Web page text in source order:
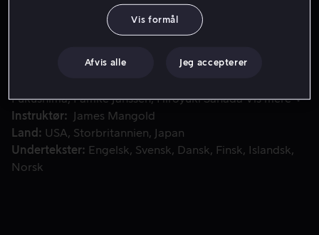
Da Wolverine bliver inviteret til Japan af en gammel
Da Wolverine bliver inviteret til Japan af en gammel
bekendt, inddrages han i en konflikt, der tvinger ham til
Fukushima Famke Janssen Hiroyuki Sanada Vis mere
Instruktør
James Mangold
Land
USA Storbritannien
Japan
Undertekster
Engelsk Svensk Dansk Finsk
Islandsk
Norsk
Vis formål
Afvis alle Jeg accepterer